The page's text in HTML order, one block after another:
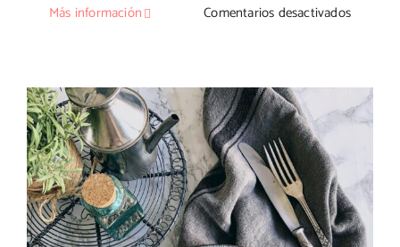
Más información Comentarios desactivadosen
la
cazuela
con
trufadas
y